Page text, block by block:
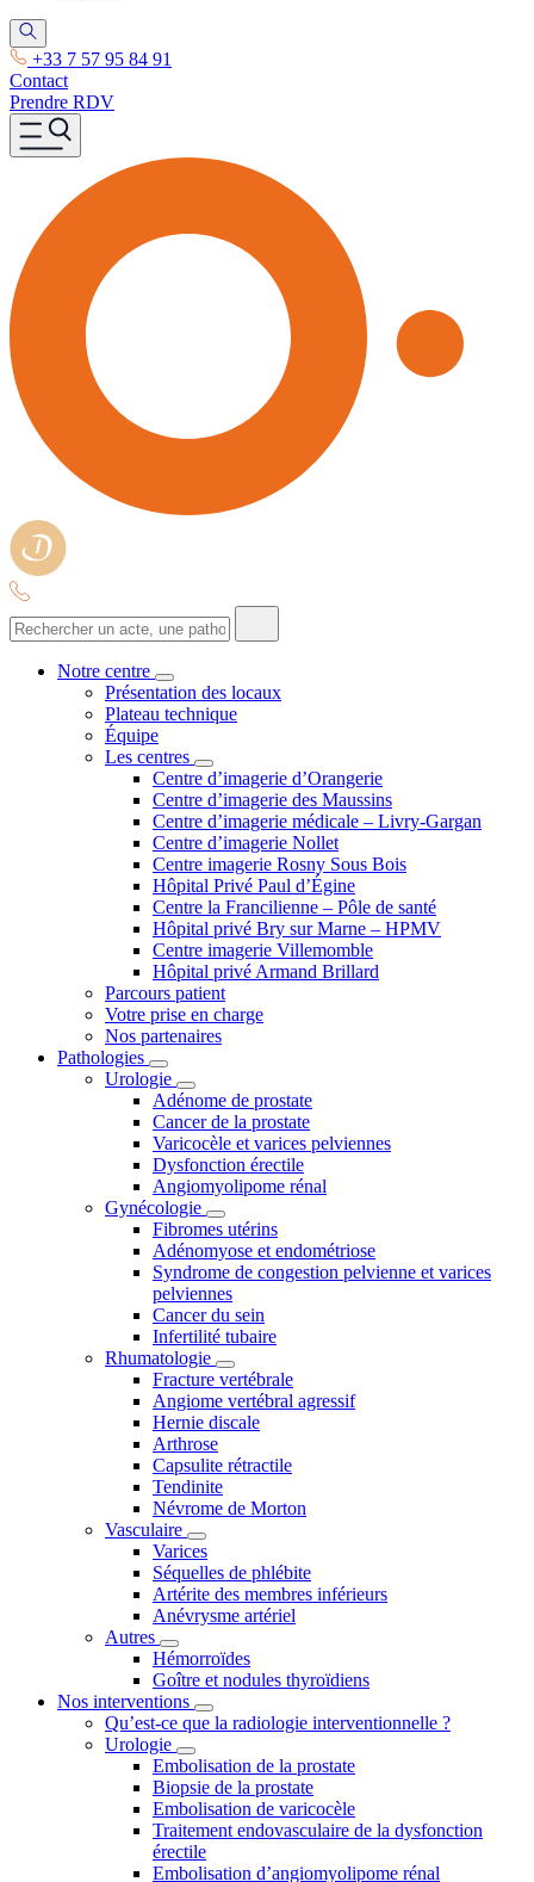
+33 7 57 95 84 91
Contact
Prendre RDV
Notre centre
Présentation des locaux
Plateau technique
Équipe
Les centres
Centre d’imagerie d’Orangerie
Centre d’imagerie des Maussins
Centre d’imagerie médicale – Livry-Gargan
Centre d’imagerie Nollet
Centre imagerie Rosny Sous Bois
Hôpital Privé Paul d’Égine
Centre la Francilienne – Pôle de santé
Hôpital privé Bry sur Marne – HPMV
Centre imagerie Villemomble
Hôpital privé Armand Brillard
Parcours patient
Votre prise en charge
Nos partenaires
Pathologies
Urologie
Adénome de prostate
Cancer de la prostate
Varicocèle et varices pelviennes
Dysfonction érectile
Angiomyolipome rénal
Gynécologie
Fibromes utérins
Adénomyose et endométriose
Syndrome de congestion pelvienne et varices
pelviennes
Cancer du sein
Infertilité tubaire
Rhumatologie
Fracture vertébrale
Angiome vertébral agressif
Hernie discale
Arthrose
Capsulite rétractile
Tendinite
Névrome de Morton
Vasculaire
Varices
Séquelles de phlébite
Artérite des membres inférieurs
Anévrysme artériel
Autres
Hémorroïdes
Goître et nodules thyroïdiens
Nos interventions
Qu’est-ce que la radiologie interventionnelle ?
Urologie
Embolisation de la prostate
Biopsie de la prostate
Embolisation de varicocèle
Traitement endovasculaire de la dysfonction
érectile
Embolisation d’angiomyolipome rénal